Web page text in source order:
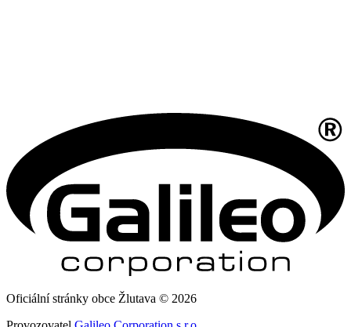
Oficiální stránky obce Žlutava © 2026